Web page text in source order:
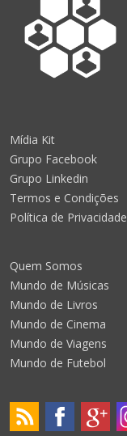
Mídia Kit
Grupo Facebook
Grupo Linkedin
Termos e Condições
Política de Privacidade
Quem Somos
Mundo de Músicas
Mundo de Livros
Mundo de Cinema
Mundo de Viagens
Mundo de Futebol